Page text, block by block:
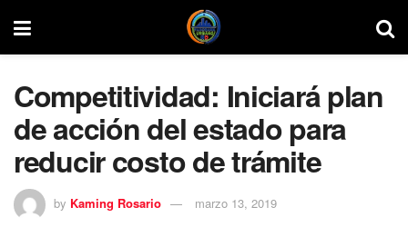
Competitividad: Iniciará plan
de acción del estado para
reducir costo de trámite
by Kaming Rosario marzo 13, 2019